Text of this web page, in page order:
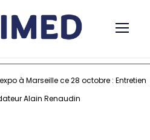
à Marseille ce 28 octobre : Entretien
Alain Renaudin